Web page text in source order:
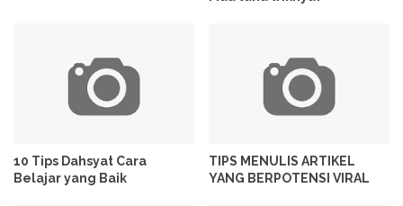
10 Tips Dahsyat Cara
Belajar yang Baik
TIPS MENULIS ARTIKEL
YANG BERPOTENSI VIRAL